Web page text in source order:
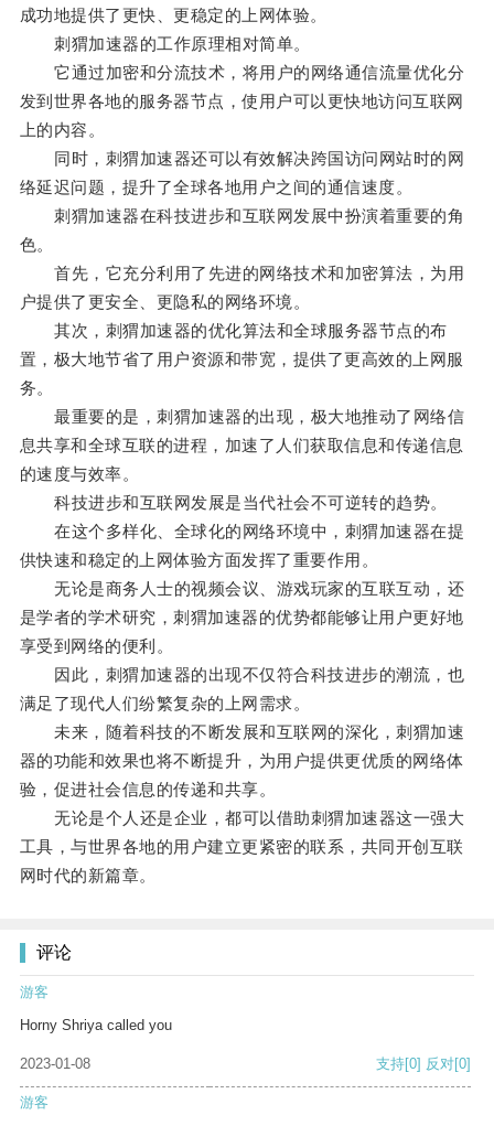
成功地提供了更快、更稳定的上网体验。
刺猬加速器的工作原理相对简单。
它通过加密和分流技术，将用户的网络通信流量优化分
发到世界各地的服务器节点，使用户可以更快地访问互联网
上的内容。
同时，刺猬加速器还可以有效解决跨国访问网站时的网
络延迟问题，提升了全球各地用户之间的通信速度。
刺猬加速器在科技进步和互联网发展中扮演着重要的角
色。
首先，它充分利用了先进的网络技术和加密算法，为用
户提供了更安全、更隐私的网络环境。
其次，刺猬加速器的优化算法和全球服务器节点的布
置，极大地节省了用户资源和带宽，提供了更高效的上网服
务。
最重要的是，刺猬加速器的出现，极大地推动了网络信
息共享和全球互联的进程，加速了人们获取信息和传递信息
的速度与效率。
科技进步和互联网发展是当代社会不可逆转的趋势。
在这个多样化、全球化的网络环境中，刺猬加速器在提
供快速和稳定的上网体验方面发挥了重要作用。
无论是商务人士的视频会议、游戏玩家的互联互动，还
是学者的学术研究，刺猬加速器的优势都能够让用户更好地
享受到网络的便利。
因此，刺猬加速器的出现不仅符合科技进步的潮流，也
满足了现代人们纷繁复杂的上网需求。
未来，随着科技的不断发展和互联网的深化，刺猬加速
器的功能和效果也将不断提升，为用户提供更优质的网络体
验，促进社会信息的传递和共享。
无论是个人还是企业，都可以借助刺猬加速器这一强大
工具，与世界各地的用户建立更紧密的联系，共同开创互联
网时代的新篇章。
评论
游客
Horny Shriya called you
2023-01-08 支持[0] 反对[0]
游客